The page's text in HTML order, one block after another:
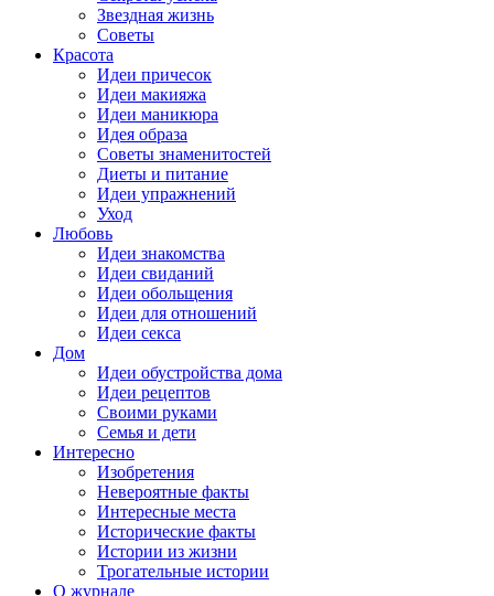
Звездная жизнь
Советы
Красота
Идеи причесок
Идеи макияжа
Идеи маникюра
Идея образа
Советы знаменитостей
Диеты и питание
Идеи упражнений
Уход
Любовь
Идеи знакомства
Идеи свиданий
Идеи обольщения
Идеи для отношений
Идеи секса
Дом
Идеи обустройства дома
Идеи рецептов
Своими руками
Семья и дети
Интересно
Изобретения
Невероятные факты
Интересные места
Исторические факты
Истории из жизни
Трогательные истории
О журнале